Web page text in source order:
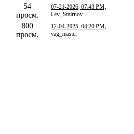
54
просм.
07-21-2026, 07:43 PM,
Lev_Smirnov
800
просм.
12-04-2025, 04:20 PM,
vag_master